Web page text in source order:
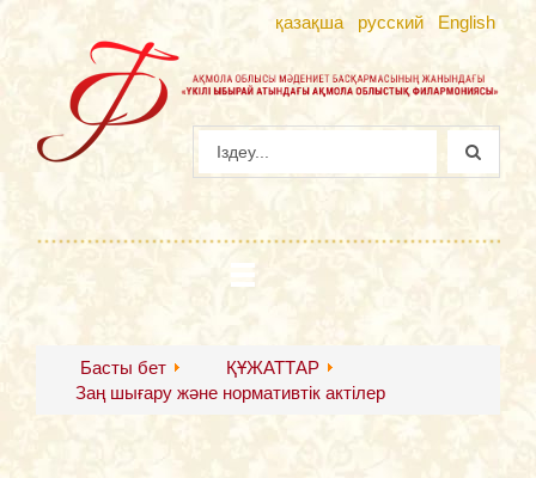
қазақша русский English
Басты бет
ҚҰЖАТТАР
Заң шығару және нормативтiк актiлер